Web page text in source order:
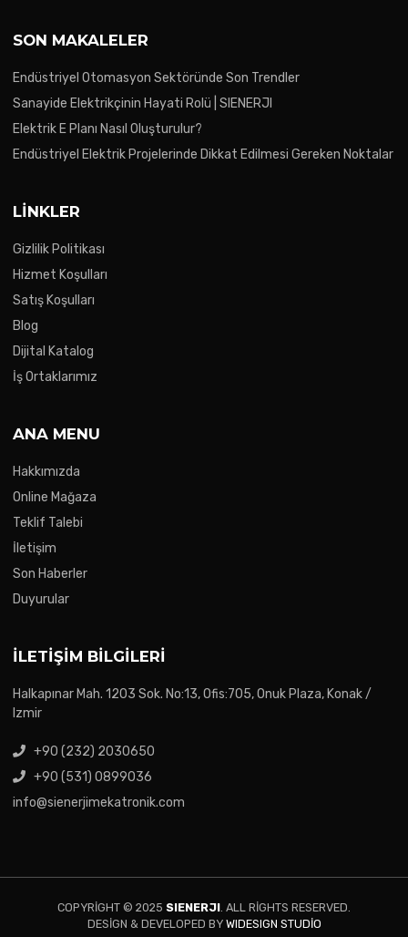
SON MAKALELER
Endüstriyel Otomasyon Sektöründe Son Trendler
Sanayide Elektrikçinin Hayati Rolü | SIENERJI
Elektrik E Planı Nasıl Oluşturulur?
Endüstriyel Elektrik Projelerinde Dikkat Edilmesi Gereken Noktalar
LINKLER
Gizlilik Politikası
Hizmet Koşulları
Satış Koşulları
Blog
Dijital Katalog
İş Ortaklarımız
ANA MENU
Hakkımızda
Online Mağaza
Teklif Talebi
İletişim
Son Haberler
Duyurular
İLETIŞIM BILGILERI
Halkapınar Mah. 1203 Sok. No:13, Ofis:705, Onuk Plaza, Konak /
Izmir
+90 (232) 2030650
+90 (531) 0899036
info@sienerjimekatronik.com
COPYRIGHT © 2025 SIENERJI. ALL RIGHTS RESERVED.
DESIGN & DEVELOPED BY WIDESIGN STUDIO